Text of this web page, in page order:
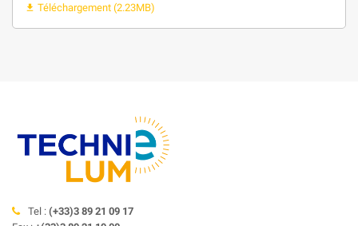
 Téléchargement (2.23MB)
Tel : (+33)3 89 21 09 17